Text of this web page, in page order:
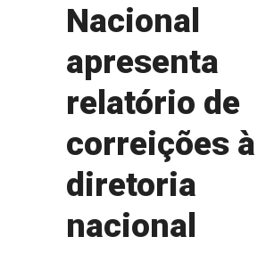
Nacional
apresenta
relatório de
correições à
diretoria
nacional